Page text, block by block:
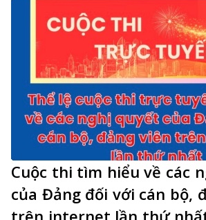
Cuộc thi tìm hiểu về các
của Đảng đối với cán bộ,